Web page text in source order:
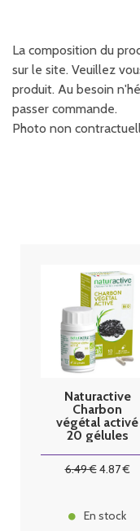
La composition du
sur le site. Veuillez
produit. Au besoin
passer commande.
Photo non
Naturactive
Charbon
végétal activé
20 gélules
6.49€4.87€
En stock